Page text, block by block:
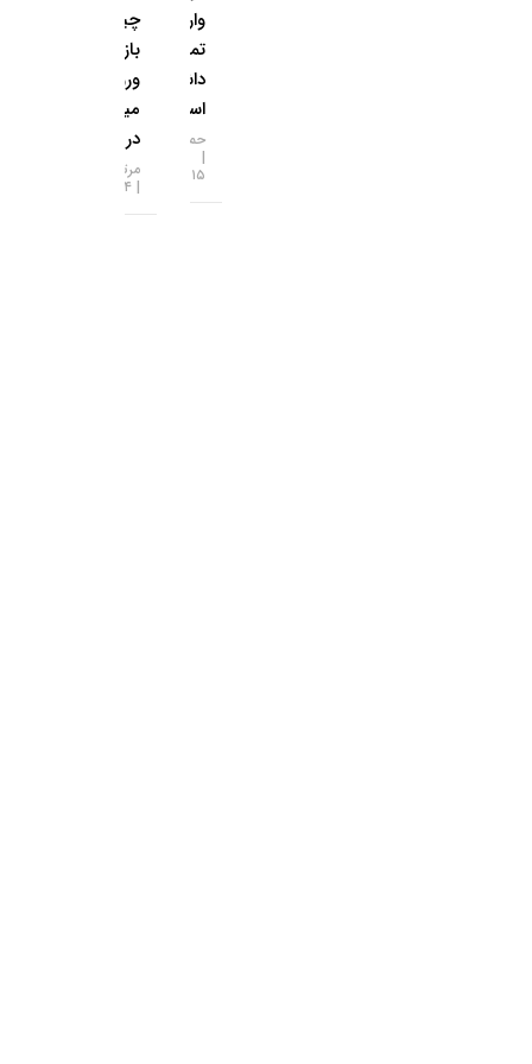
وارش
تماس‌هایی
داشته
است
حمید سودمند
۱۵-۰۵-۱۴۰۵
چینی به طلا
بازگشتند؛
میلیارد دلار
در ۱۴ روز
مرتضی عظیمی
۱۴-۰۵-۱۴۰۵